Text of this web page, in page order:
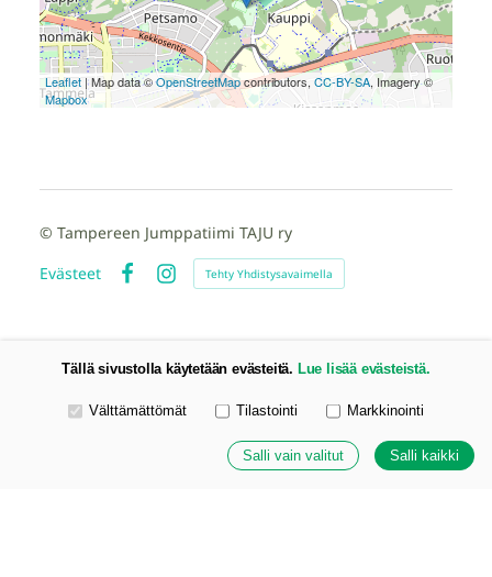
Leaflet| Map data ©OpenStreetMapcontributors,CC-BY-SA, Imagery ©
Mapbox
© Tampereen Jumppatiimi TAJU ry
Evästeet
FacebookInstagram
Tehty Yhdistysavaimella
Tällä sivustolla käytetään evästeitä. Lue lisää evästeistä.
Valitse käytettävät evästeet
Välttämättömät Tilastointi Markkinointi
Salli vain valitut Salli kaikki